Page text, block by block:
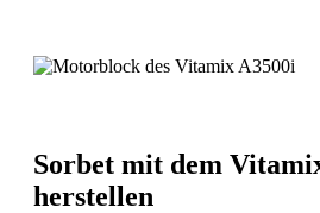
Sorbet mit dem
herstellen